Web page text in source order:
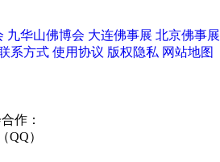
九华山佛博会 大连佛事展 北京佛事展
系方式 使用协议 版权隐私 网站地图
作：
QQ）